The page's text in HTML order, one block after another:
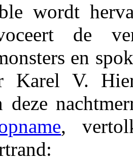
wordt
de
en
Karel V.
deze
,